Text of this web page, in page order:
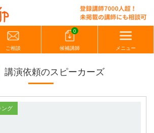
ご相談
0
候補講師 メニュー
講演依頼のスピーカーズ
ング